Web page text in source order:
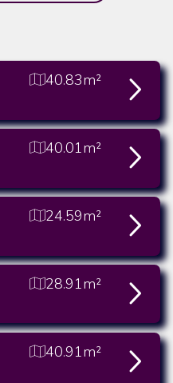
40.83m²
40.01m²
24.59m²
28.91m²
40.91m²